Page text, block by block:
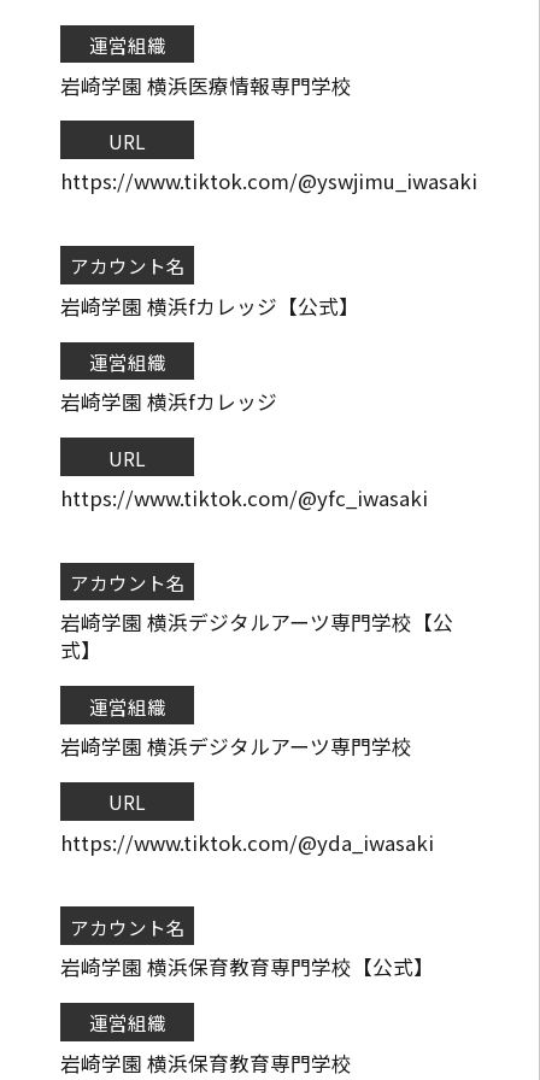
運営組織
岩崎学園 横浜医療情報専門学校
URL
https://www.tiktok.com/@yswjimu_iwasaki
アカウント名
岩崎学園 横浜fカレッジ【公式】
運営組織
岩崎学園 横浜fカレッジ
URL
https://www.tiktok.com/@yfc_iwasaki
アカウント名
岩崎学園 横浜デジタルアーツ専門学校【公
式】
運営組織
岩崎学園 横浜デジタルアーツ専門学校
URL
https://www.tiktok.com/@yda_iwasaki
アカウント名
岩崎学園 横浜保育教育専門学校【公式】
運営組織
岩崎学園 横浜保育教育専門学校